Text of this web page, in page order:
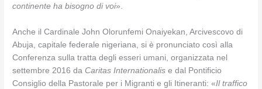
continente ha bisogno di voi».
Anche il Cardinale John Olorunfemi Onaiyekan, Arcivescovo di
Abuja, capitale federale nigeriana, si è pronunciato così alla
Conferenza sulla tratta degli esseri umani, organizzata nel
settembre 2016 da Caritas Internationalis e dal Pontificio
Consiglio della Pastorale per i Migranti e gli Itineranti: «Il traffico